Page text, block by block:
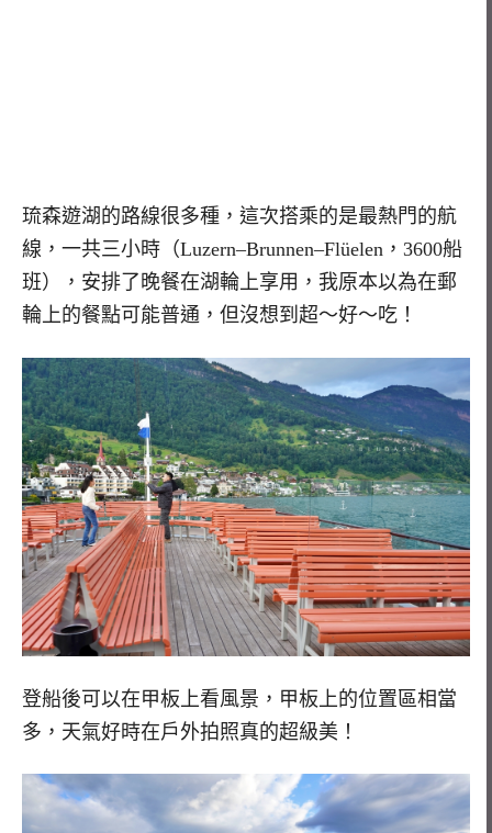
琉森遊湖的路線很多種，這次搭乘的是最熱門的航
線，一共三小時（Luzern–Brunnen–Flüelen，3600船
班），安排了晚餐在湖輪上享用，我原本以為在郵
輪上的餐點可能普通，但沒想到超～好～吃！
登船後可以在甲板上看風景，甲板上的位置區相當
多，天氣好時在戶外拍照真的超級美！